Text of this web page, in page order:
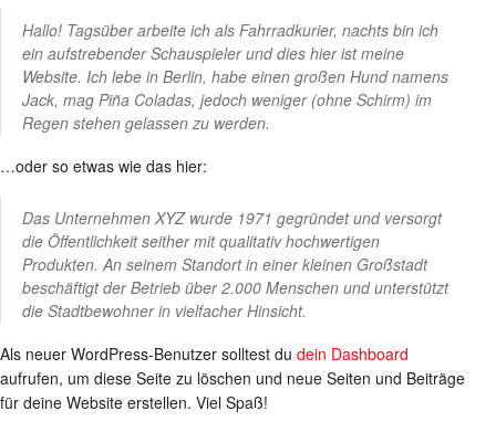
Hallo! Tagsüber arbeite ich als Fahrradkurier, nachts bin ich
ein aufstrebender Schauspieler und dies hier ist meine
Website. Ich lebe in Berlin, habe einen großen Hund namens
Jack, mag Piña Coladas, jedoch weniger (ohne Schirm) im
Regen stehen gelassen zu werden.
…oder so etwas wie das hier:
Das Unternehmen XYZ wurde 1971 gegründet und versorgt
die Öffentlichkeit seither mit qualitativ hochwertigen
Produkten. An seinem Standort in einer kleinen Großstadt
beschäftigt der Betrieb über 2.000 Menschen und unterstützt
die Stadtbewohner in vielfacher Hinsicht.
Als neuer WordPress-Benutzer solltest du dein Dashboard
aufrufen, um diese Seite zu löschen und neue Seiten und Beiträge
für deine Website erstellen. Viel Spaß!